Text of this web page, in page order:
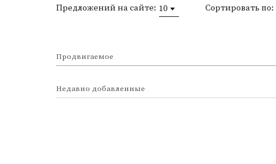
Предложений на сайте: 10 Сортировать по:
Продвигаемое
Недавно добавленные